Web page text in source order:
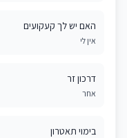
האם יש לך קעקועים
אין לי
דרכון זר
אחר
בימוי תאטרון